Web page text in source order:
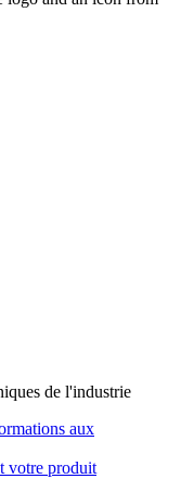
de l'industrie
aux
votre produit